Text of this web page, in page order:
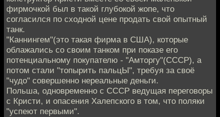
фирмочкой был в такой глубокой жопе, что
согласился по сходной цене продать свой опытный
танк.
"Каннингем"(это такая фирма в США), которые
облажались со своим танком при показе его
потенциальному покупателю - "Амторгу"(СССР), а
потом стали "топырить пальцЫ", требуя за своё
"чудо" совершенно нереальные деньги.
Польша, одновременно с СССР ведущая переговоры
с Кристи, и опасения Халепского в том, что поляки
"успеют первыми".